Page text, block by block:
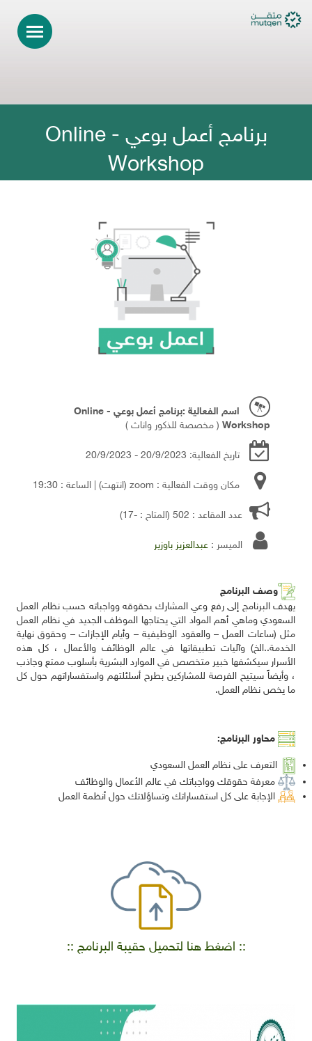
برنامج أعمل بوعي - Online
Workshop
اسم الفعالية :برنامج أعمل بوعي - Online
Workshop ( مخصصة للذكور واناث )
تاريخ الفعالية: 20/9/2023 - 20/9/2023
مكان ووقت الفعالية : zoom (انتهت) | الساعة : 19:30
عدد المقاعد : 502 (المتاح : -17)
الميسر : عبدالعزيز باوزير
وصف البرنامج
يهدف البرنامج إلى رفع وعي المشارك بحقوقه وواجباته حسب نظام العمل
السعودي وماهي أهم المواد التي يحتاجها الموظف الجديد في نظام العمل
مثل (ساعات العمل – والعقود الوظيفية – وأيام الإجازات – وحقوق نهاية
الخدمة..الخ) وآليات تطبيقاتها في عالم الوظائف والأعمال ، كل هذه
الأسرار سيكشفها خبير متخصص في الموارد البشرية بأسلوب ممتع وجاذب
، وأيضاً سيتيح الفرصة للمشاركين بطرح أسلئلتهم واستفساراتهم حول كل
ما يخص نظام العمل.
محاور البرنامج:
التعرف على نظام العمل السعودي
معرفة حقوقك وواجباتك في عالم الأعمال والوظائف
الإجابة على كل استفساراتك وتساؤلاتك حول أنظمة العمل
:: اضغط هنا لتحميل حقيبة البرنامج ::